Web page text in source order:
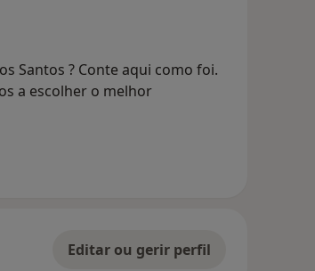
Santos ? Conte aqui como foi.
a escolher o melhor
Editar ou gerir perfil